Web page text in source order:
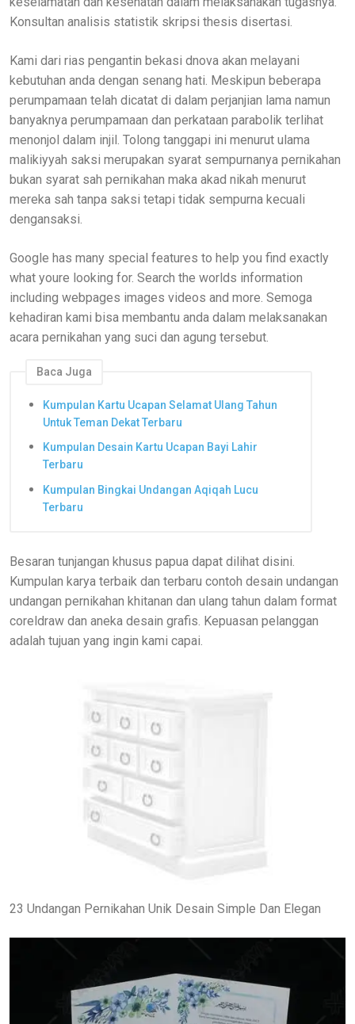
Konsultan analisis statistik skripsi thesis disertasi.
Kami dari rias pengantin bekasi dnova akan melayani
kebutuhan anda dengan senang hati. Meskipun beberapa
perumpamaan telah dicatat di dalam perjanjian lama namun
banyaknya perumpamaan dan perkataan parabolik terlihat
menonjol dalam injil. Tolong tanggapi ini menurut ulama
malikiyyah saksi merupakan syarat sempurnanya pernikahan
bukan syarat sah pernikahan maka akad nikah menurut
mereka sah tanpa saksi tetapi tidak sempurna kecuali
dengansaksi.
Google has many special features to help you find exactly
what youre looking for. Search the worlds information
including webpages images videos and more. Semoga
kehadiran kami bisa membantu anda dalam melaksanakan
acara pernikahan yang suci dan agung tersebut.
Baca Juga
Kumpulan Kartu Ucapan Selamat Ulang Tahun
Untuk Teman Dekat Terbaru
Kumpulan Desain Kartu Ucapan Bayi Lahir
Terbaru
Kumpulan Bingkai Undangan Aqiqah Lucu
Terbaru
Besaran tunjangan khusus papua dapat dilihat disini.
Kumpulan karya terbaik dan terbaru contoh desain undangan
undangan pernikahan khitanan dan ulang tahun dalam format
coreldraw dan aneka desain grafis. Kepuasan pelanggan
adalah tujuan yang ingin kami capai.
23 Undangan Pernikahan Unik Desain Simple Dan Elegan